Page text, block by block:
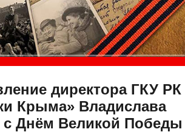
директора ГКУ РК
Крыма» Владислава
с Днём Великой Победы